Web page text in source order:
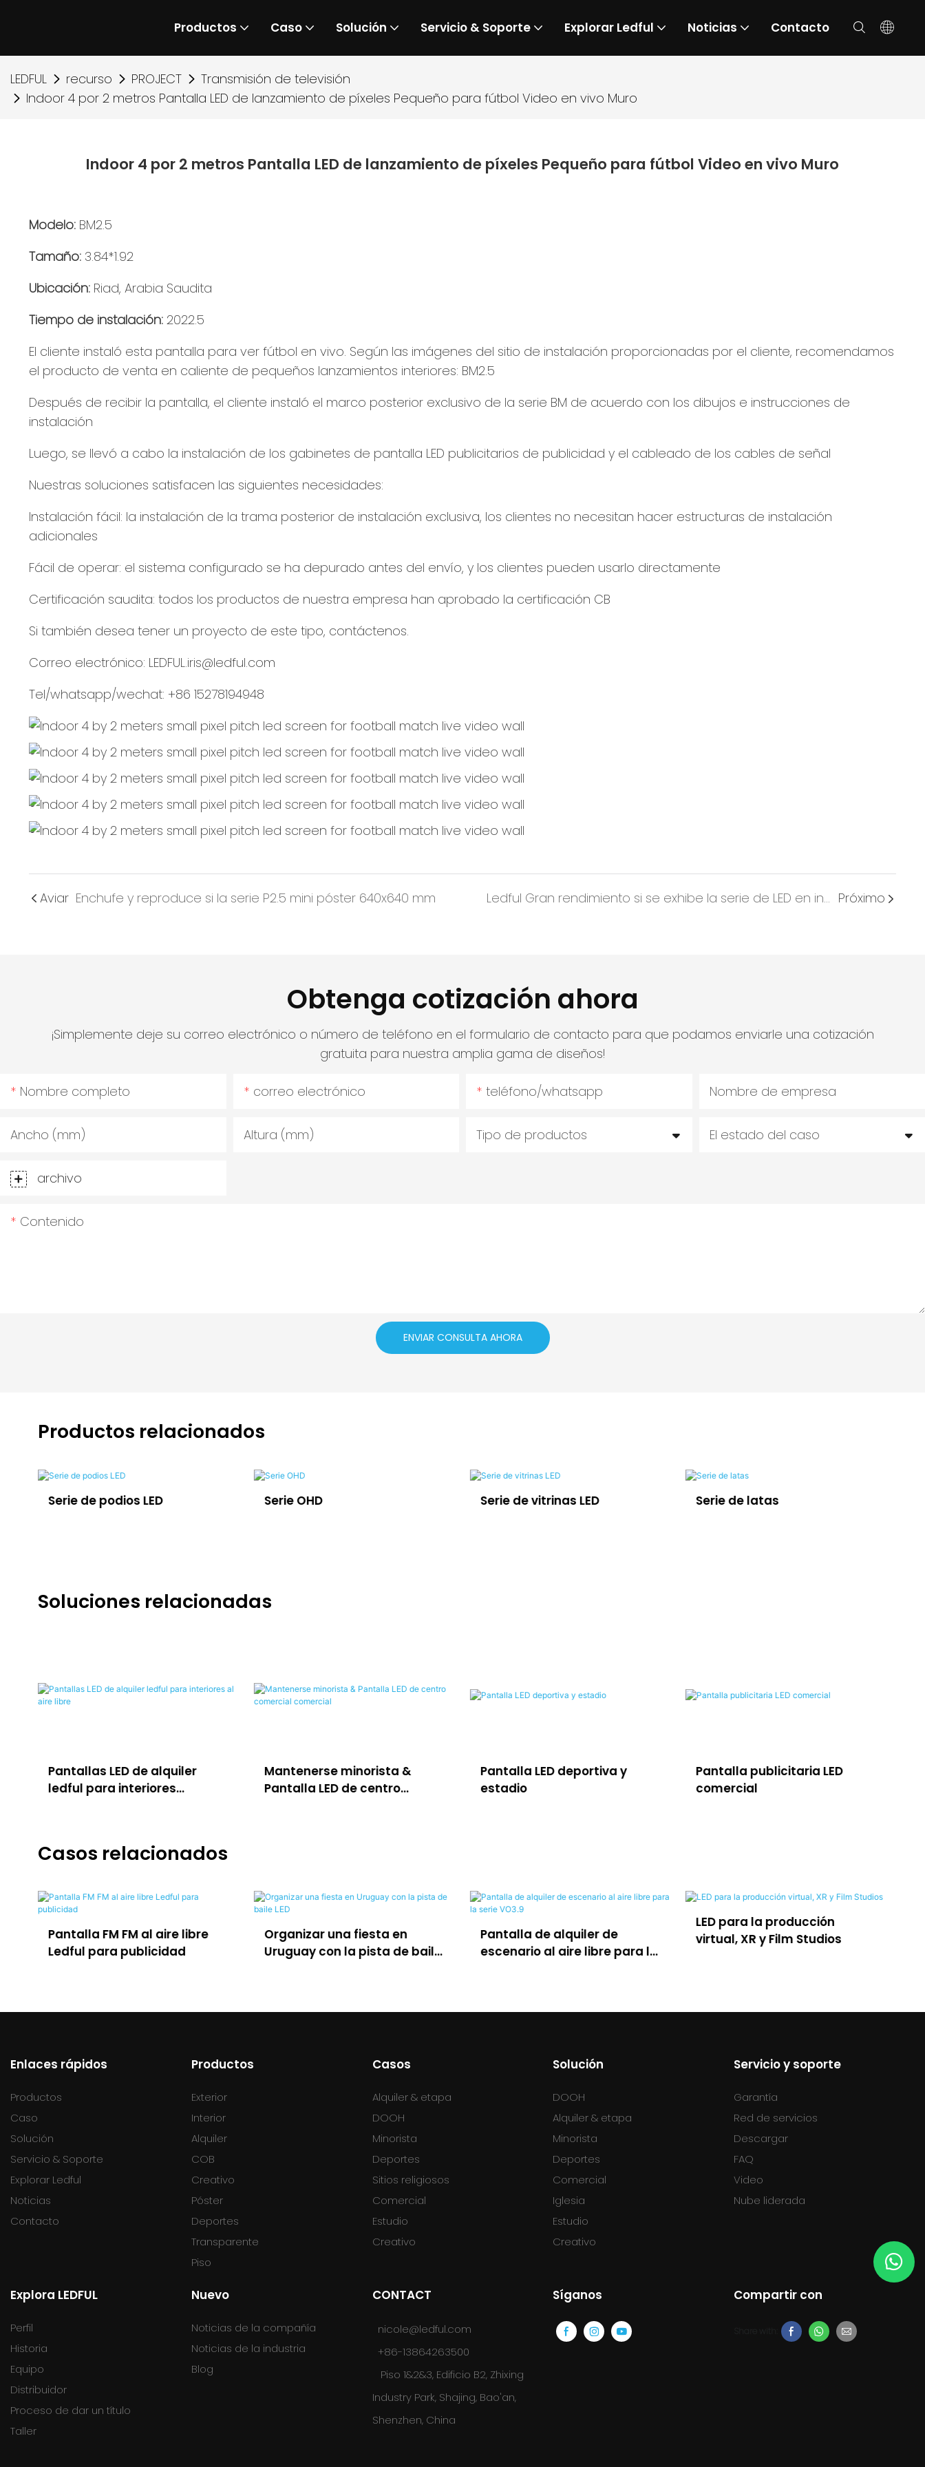
Productos Caso Solución Servicio & Soporte Explorar Ledful Noticias Contacto
LEDFUL recurso PROJECT
Transmisión de televisión
Indoor 4 por 2 metros Pantalla LED de lanzamiento de píxeles Pequeño para fútbol Video en vivo Muro
Indoor 4 por 2 metros Pantalla LED de lanzamiento de píxeles Pequeño para fútbol Video en vivo Muro
Modelo: BM2.5
Tamaño: 3.84*1.92
Ubicación: Riad, Arabia Saudita
Tiempo de instalación: 2022.5
El cliente instaló esta pantalla para ver fútbol en vivo. Según las imágenes del sitio de instalación proporcionadas por el cliente, recomendamos
el producto de venta en caliente de pequeños lanzamientos interiores: BM2.5
Después de recibir la pantalla, el cliente instaló el marco posterior exclusivo de la serie BM de acuerdo con los dibujos e instrucciones de
instalación
Luego, se llevó a cabo la instalación de los gabinetes de pantalla LED publicitarios de publicidad y el cableado de los cables de señal
Nuestras soluciones satisfacen las siguientes necesidades:
Instalación fácil: la instalación de la trama posterior de instalación exclusiva, los clientes no necesitan hacer estructuras de instalación
adicionales
Fácil de operar: el sistema configurado se ha depurado antes del envío, y los clientes pueden usarlo directamente
Certificación saudita: todos los productos de nuestra empresa han aprobado la certificación CB
Si también desea tener un proyecto de este tipo, contáctenos.
Correo electrónico: LEDFUL.iris@ledful.com
Tel/whatsapp/wechat: +86 15278194948
Aviar Enchufe y reproduce si la serie P2.5 mini póster 640x640 mm Ledful Gran rendimiento si se exhibe la serie de LED en interiores en México Próximo
Obtenga cotización ahora
¡Simplemente deje su correo electrónico o número de teléfono en el formulario de contacto para que podamos enviarle una cotización
gratuita para nuestra amplia gama de diseños!
Nombre completo correo electrónico teléfono/whatsapp Nombre de empresa
Ancho (mm) Altura (mm) Tipo de productos El estado del caso
archivo
Contenido
ENVIAR CONSULTA AHORA
Productos relacionados
Serie de podios LED Serie OHD Serie de vitrinas LED Serie de latas
Soluciones relacionadas
Pantallas LED de alquiler
ledful para interiores
Mantenerse minorista &
Pantalla LED de centro
Pantalla LED deportiva y
estadio
Pantalla publicitaria LED
comercial
Casos relacionados
Organizar una fiesta en
Uruguay con la pista de baile
Pantalla de alquiler de
escenario al aire libre para la
virtual, XR y Film Studios
Ledful lposter para
publicidad
Enlaces rápidos
Productos
Caso
Solución
Servicio & Soporte
Explorar Ledful
Noticias
Contacto
Productos
Exterior
Interior
Alquiler
COB
Creativo
Póster
Deportes
Transparente
Piso
Casos
Alquiler & etapa
DOOH
Minorista
Deportes
Sitios religiosos
Comercial
Estudio
Creativo
Solución
DOOH
Alquiler & etapa
Minorista
Deportes
Comercial
Iglesia
Estudio
Creativo
Servicio y soporte
Garantía
Red de servicios
Descargar
FAQ
Video
Nube liderada
Explora LEDFUL
Perfil
Historia
Equipo
Distribuidor
Proceso de dar un título
Taller
Nuevo
Noticias de la compañía
Noticias de la industria
Blog
CONTACT
nicole@ledful.com
+86-13864263500
Piso 1&2&3, Edificio B2, Zhixing
Industry Park, Shajing, Bao'an,
Shenzhen, China
Síganos Compartir con